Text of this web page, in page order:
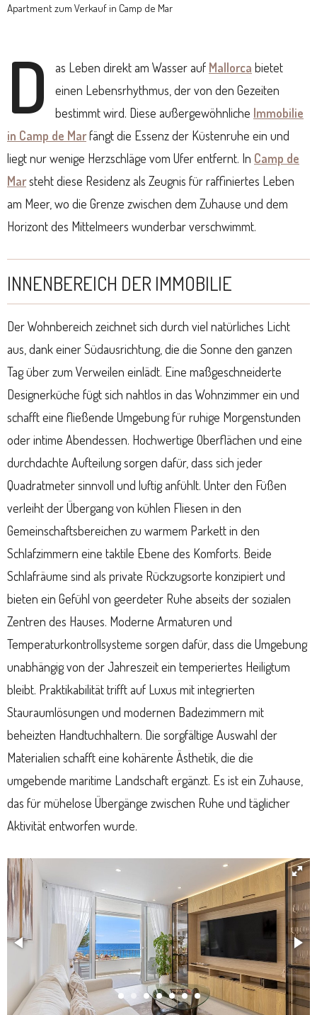
Apartment zum Verkauf in Camp de Mar
D as Leben direkt am Wasser auf Mallorca bietet
einen Lebensrhythmus, der von den Gezeiten
bestimmt wird. Diese außergewöhnliche Immobilie
in Camp de Marfängt die Essenz der Küstenruhe ein und
liegt nur wenige Herzschläge vom Ufer entfernt. In Camp de
Marsteht diese Residenz als Zeugnis für raffiniertes Leben
am Meer, wo die Grenze zwischen dem Zuhause und dem
Horizont des Mittelmeers wunderbar verschwimmt.
INNENBEREICH DER IMMOBILIE
Der Wohnbereich zeichnet sich durch viel natürliches Licht
aus, dank einer Südausrichtung, die die Sonne den ganzen
Tag über zum Verweilen einlädt. Eine maßgeschneiderte
Designerküche fügt sich nahtlos in das Wohnzimmer ein und
schafft eine fließende Umgebung für ruhige Morgenstunden
oder intime Abendessen. Hochwertige Oberflächen und eine
durchdachte Aufteilung sorgen dafür, dass sich jeder
Quadratmeter sinnvoll und luftig anfühlt. Unter den Füßen
verleiht der Übergang von kühlen Fliesen in den
Gemeinschaftsbereichen zu warmem Parkett in den
Schlafzimmern eine taktile Ebene des Komforts. Beide
Schlafräume sind als private Rückzugsorte konzipiert und
bieten ein Gefühl von geerdeter Ruhe abseits der sozialen
Zentren des Hauses. Moderne Armaturen und
Temperaturkontrollsysteme sorgen dafür, dass die Umgebung
unabhängig von der Jahreszeit ein temperiertes Heiligtum
bleibt. Praktikabilität trifft auf Luxus mit integrierten
Stauraumlösungen und modernen Badezimmern mit
beheizten Handtuchhaltern. Die sorgfältige Auswahl der
Materialien schafft eine kohärente Ästhetik, die die
umgebende maritime Landschaft ergänzt. Es ist ein Zuhause,
das für mühelose Übergänge zwischen Ruhe und täglicher
Aktivität entworfen wurde.